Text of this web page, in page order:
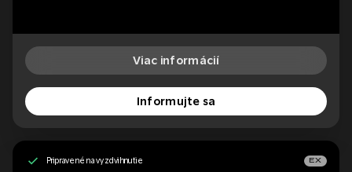
Viac informácií
Informujte sa
Pripravené na vyzdvihnutie EX